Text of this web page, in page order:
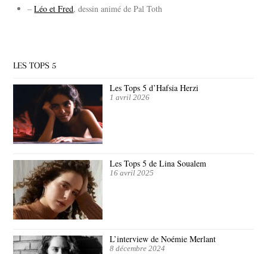
–Léo et Fred, dessin animé de Pal Toth
LES TOPS 5
Les Tops 5 d’Hafsia Herzi
1 avril 2026
Les Tops 5 de Lina Soualem
16 avril 2025
L’interview de Noémie Merlant
8 décembre 2024